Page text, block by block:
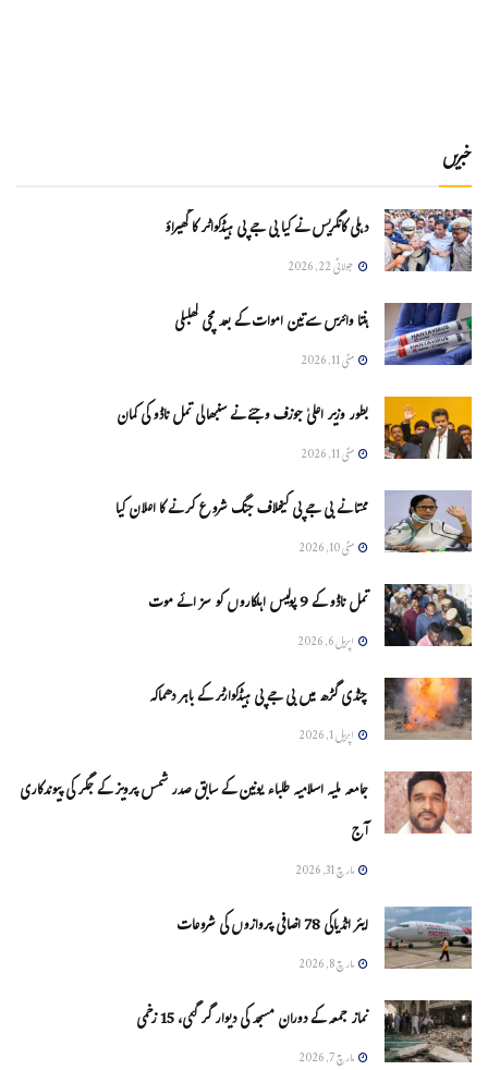
خبریں
دہلی کانگریس نے کیا بی جے پی ہیڈکواٹر کا گھیراؤ
جولائی 22, 2026
ہنتا وائرس سےتین اموات کے بعد مچی کھلبلی
مئی 11, 2026
بطور وزیر اعلیٰ جوزف وجئے نے سنبھالی تمل ناڈو کی کمان
مئی 11, 2026
ممتا نے بی جے پی کیخلاف جنگ شروع کرنے کا اعلان کیا
مئی 10, 2026
تمل ناڈو کے 9 پولیس اہلکاروں کو سزائے موت
اپریل 6, 2026
چنڈی گڑھ میں بی جے پی ہیڈکوارٹر کے باہر دھماکہ
اپریل 1, 2026
جامعہ ملیہ اسلامیہ طلباء یونین کے سابق صدر شمس پرویز کے جگر کی پیوندکاری
آج
مارچ 31, 2026
ایئر انڈیاکی 78 اضافی پروازوں کی شروعات
مارچ 8, 2026
نماز جمعہ کے دوران مسجد کی دیوار گر گئی، 15 زخمی
مارچ 7, 2026